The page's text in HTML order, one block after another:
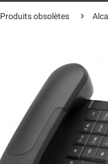
Produits obsolètes 